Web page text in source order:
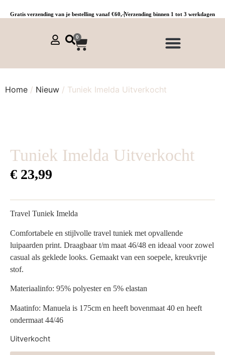
Gratis verzending van je bestelling vanaf €60,-Verzending binnen 1 tot 3 werkdagen
0
Home / Nieuw / Tuniek Imelda Uitverkocht
Tuniek Imelda Uitverkocht
€ 23,99
Travel Tuniek Imelda
Comfortabele en stijlvolle travel tuniek met opvallende
luipaarden print. Draagbaar t/m maat 46/48 en ideaal voor zowel
casual als geklede looks. Gemaakt van een soepele, kreukvrije
stof.
Materiaalinfo: 95% polyester en 5% elastan
Maatinfo: Manuela is 175cm en heeft bovenmaat 40 en heeft
ondermaat 44/46
Uitverkocht